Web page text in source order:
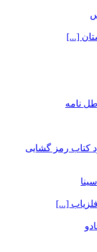
[...]
نامه
کتاب رمز گشایی
[...]